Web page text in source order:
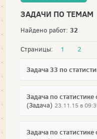
ЗАДАЧИ ПО ТЕМАМ
Найдено работ: 32
Страницы: 1 2
Задача 33 по
Задача по
(Задача) 23.11.15 в
Задача по